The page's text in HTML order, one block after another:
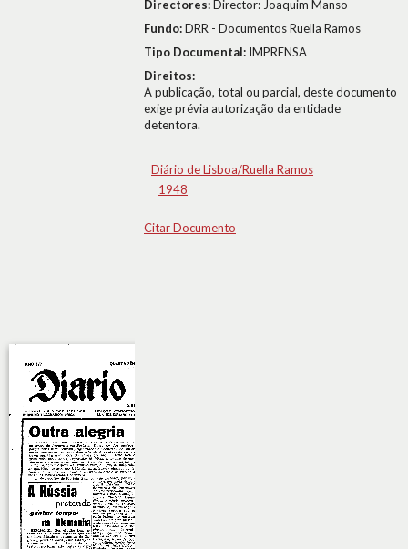
Directores:Director: Joaquim Manso
Fundo:DRR - Documentos Ruella Ramos
Tipo Documental: IMPRENSA
Direitos:
A publicação, total ou parcial, deste documento
exige prévia autorização da entidade
detentora.
Diário de Lisboa/Ruella Ramos
1948
Citar Documento